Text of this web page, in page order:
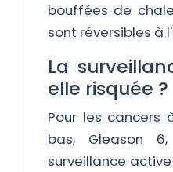
bouffées de
sont réversibles à
La
elle risquée ?
Pour les cancers
bas, Gleason
surveillance